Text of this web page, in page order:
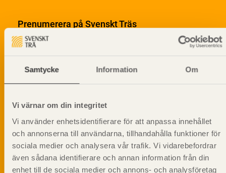
Samtycke Information Om
Vi värnar om din integritet
Vi använder enhetsidentifierare för att anpassa innehållet
och annonserna till användarna, tillhandahålla funktioner för
sociala medier och analysera vår trafik. Vi vidarebefordrar
även sådana identifierare och annan information från din
enhet till de sociala medier och annons- och analysföretag
Prenumerera på Svenskt Träs
informationsutskick!